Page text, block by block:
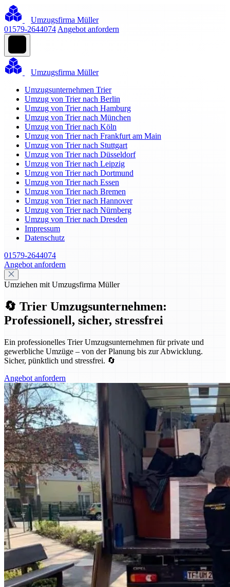
Umzugsfirma Müller
01579-2644074 Angebot anfordern
Umzugsfirma Müller
Umzugsunternehmen Trier
Umzug von Trier nach Berlin
Umzug von Trier nach Hamburg
Umzug von Trier nach München
Umzug von Trier nach Köln
Umzug von Trier nach Frankfurt am Main
Umzug von Trier nach Stuttgart
Umzug von Trier nach Düsseldorf
Umzug von Trier nach Leipzig
Umzug von Trier nach Dortmund
Umzug von Trier nach Essen
Umzug von Trier nach Bremen
Umzug von Trier nach Hannover
Umzug von Trier nach Nürnberg
Umzug von Trier nach Dresden
Impressum
Datenschutz
01579-2644074
Angebot anfordern
Umziehen mit Umzugsfirma Müller
🔄 Trier Umzugsunternehmen:
Professionell, sicher, stressfrei
Ein professionelles Trier Umzugsunternehmen für private und
gewerbliche Umzüge – von der Planung bis zur Abwicklung.
Sicher, pünktlich und stressfrei. 🔄
Angebot anfordern